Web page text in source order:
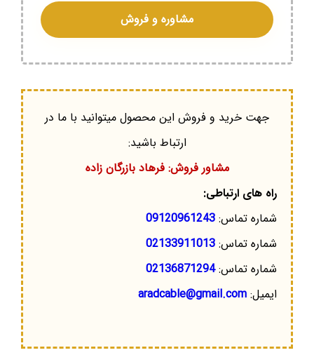
مشاوره و فروش
جهت خرید و فروش این محصول میتوانید با ما در
ارتباط باشید:
مشاور فروش: فرهاد بازرگان زاده
راه های ارتباطی:
شماره تماس: 09120961243
شماره تماس: 02133911013
شماره تماس:02136871294
ایمیل: aradcable@gmail.com